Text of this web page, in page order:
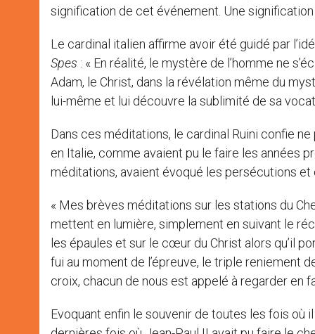
signification de cet événement. Une
Le cardinal italien affirme avoir été guidé par
Spes : « En réalité, le mystère de l’homme ne
Adam, le Christ, dans la révélation même du
lui-même et lui découvre la sublimité de sa
Dans ces méditations, le cardinal Ruini confie
en Italie, comme avaient pu le faire les années
méditations, avaient évoqué les persécutions
« Mes brèves méditations sur les stations du
mettent en lumière, simplement en suivant le
les épaules et sur le cœur du Christ alors qu’il
fui au moment de l’épreuve, le triple reniement
croix, chacun de nous est appelé à regarder en
Evoquant enfin le souvenir de toutes les fois où